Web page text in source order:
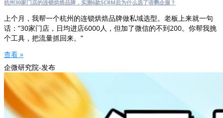
杭州30家门店的连锁烘焙品牌，实测6款SCRM后为什么选了语鹦企服？
上个月，我帮一个杭州的连锁烘焙品牌做私域选型。老板上来就一句
话：“30家门店，日均进店6000人，但加了微信的不到200。你帮我挑
个工具，把流量抓回来。”
查看 »
企微研究院-发布